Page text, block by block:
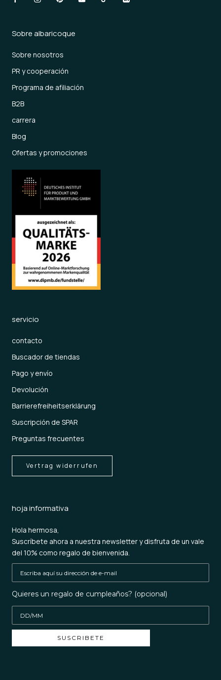
Sobre albaricoque
Sobre nosotros
PR y cooperación
Programa de afiliación
B2B
carrera
Blog
Ofertas y promociones
servicio
contacto
Buscador de tiendas
Pago y envío
Devolución
Barrierefreiheitserklärung
Suscripción de SPAR
Preguntas frecuentes
Vertrag widerrufen
hoja informativa
Hola hermosa,
Suscríbete ahora a nuestra newsletter y disfruta de un vale
del 10% como regalo de bienvenida.
Quieres un regalo de cumpleaños? (opcional)
SUSCRIBETE